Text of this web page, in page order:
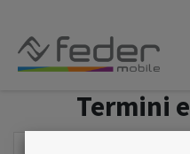
Termini